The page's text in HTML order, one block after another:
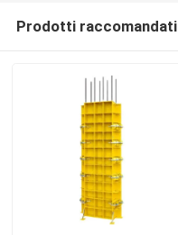
Prodotti raccomandati